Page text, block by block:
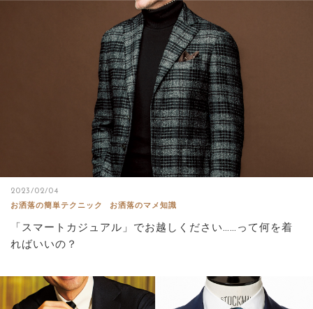
2023/02/04
お洒落の簡単テクニック
お洒落のマメ知識
「スマートカジュアル」でお越しください……って何を着
ればいいの？